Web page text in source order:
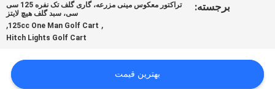
نقشه
برجسته:
تراکتور معکوس مینی مزرعه، گاری گلف تک نفره 125 سی
سی، سبد گلف هیچ لایتز
,
125cc One Man Golf Cart
,
Hitch Lights Golf Cart
بهترین قیمت